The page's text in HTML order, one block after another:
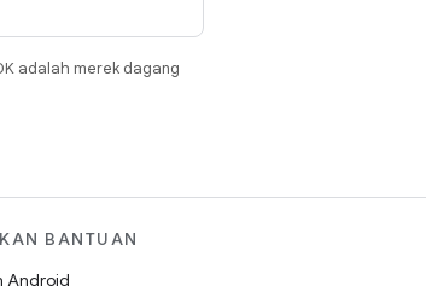
adalah merek dagang
BANTUAN
Android